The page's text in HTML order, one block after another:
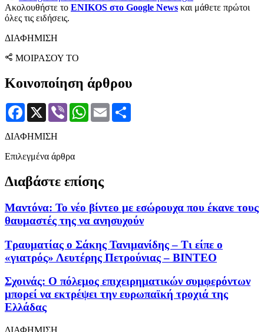
Ακολουθήστε το ENIKOS στο Google News και μάθετε πρώτοι
όλες τις ειδήσεις.
ΔΙΑΦΗΜΙΣΗ
ΜΟΙΡΑΣΟΥ ΤΟ
Κοινοποίηση άρθρου
Facebook
X Viber WhatsApp
Email
ΔΙΑΦΗΜΙΣΗ
Επιλεγμένα άρθρα
Διαβάστε επίσης
Μαντόνα: Το νέο βίντεο με εσώρουχα που έκανε τους
θαυμαστές της να ανησυχούν
Τραυματίας ο Σάκης Τανιμανίδης – Τι είπε ο
«γιατρός» Λευτέρης Πετρούνιας – ΒΙΝΤΕΟ
Σχοινάς: Ο πόλεμος επιχειρηματικών συμφερόντων
μπορεί να εκτρέψει την ευρωπαϊκή τροχιά της
Ελλάδας
ΔΙΑΦΗΜΙΣΗ